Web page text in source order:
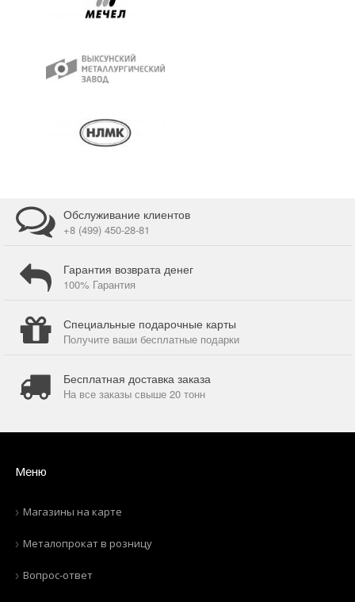
Обслуживание клиентов
+8 (499) 450-28-81
Гарантия возврата денег
100% Гарантия
Специальные подарочные карты
Получите ваши бесплатные подарки
Бесплатная доставка заказа
На все заказы свыше 20 тонн
Меню
Магазины на карте
Металопрокат в розницу
Вопрос-ответ